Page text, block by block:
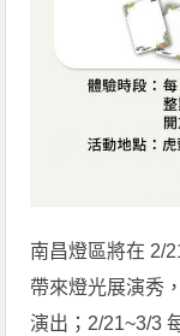
南昌燈區將在 2/
帶來燈光展演秀
演出；2/21~3/3